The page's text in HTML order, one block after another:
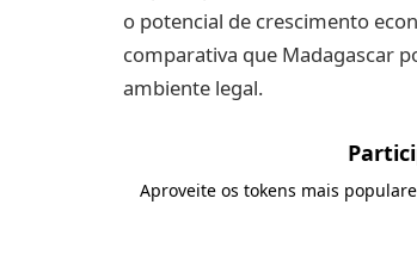
o potencial de crescimento
comparativa que Madagascar
ambiente legal.
Aproveite os tokens mais